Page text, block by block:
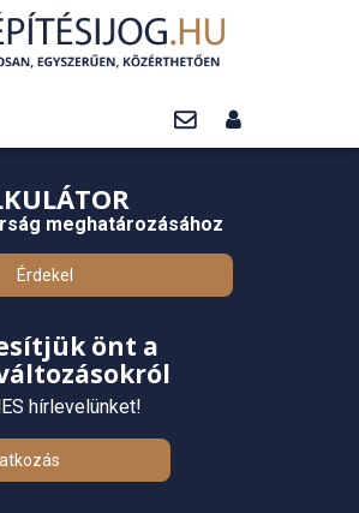
meghatározásához
Érdekel
önt a
hírlevelünket!